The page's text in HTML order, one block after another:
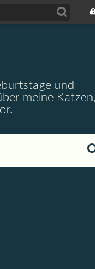
und
meine Katzen,